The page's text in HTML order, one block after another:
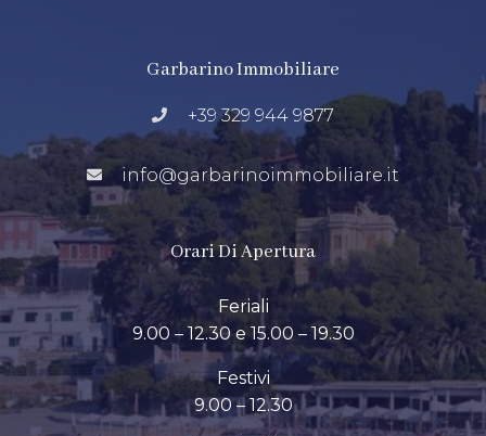
Garbarino Immobiliare
+39 329 944 9877
info@garbarinoimmobiliare.it
Orari Di Apertura
Feriali
9.00 – 12.30 e 15.00 – 19.30
Festivi
9.00 – 12.30